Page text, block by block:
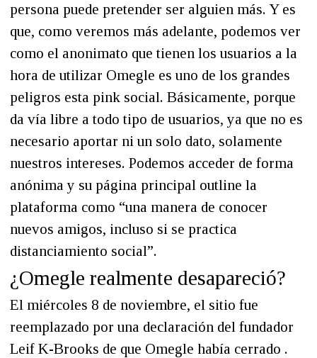
persona puede pretender ser alguien más. Y es
que, como veremos más adelante, podemos ver
como el anonimato que tienen los usuarios a la
hora de utilizar Omegle es uno de los grandes
peligros esta pink social. Básicamente, porque
da vía libre a todo tipo de usuarios, ya que no es
necesario aportar ni un solo dato, solamente
nuestros intereses. Podemos acceder de forma
anónima y su página principal outline la
plataforma como “una manera de conocer
nuevos amigos, incluso si se practica
distanciamiento social”.
¿Omegle realmente desapareció?
El miércoles 8 de noviembre, el sitio fue
reemplazado por una declaración del fundador
Leif K-Brooks de que Omegle había cerrado .